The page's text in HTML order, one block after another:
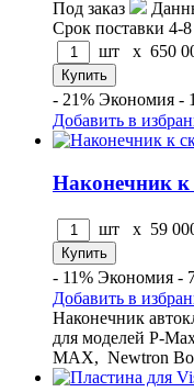
Под заказ
Срок поставки 4-
шт x 650
- 21% Экономия -
Добавить в
Наконечник к
шт x 59
- 11% Экономия -
Добавить в
Наконечник
для моделей P-
MAX, Newtron